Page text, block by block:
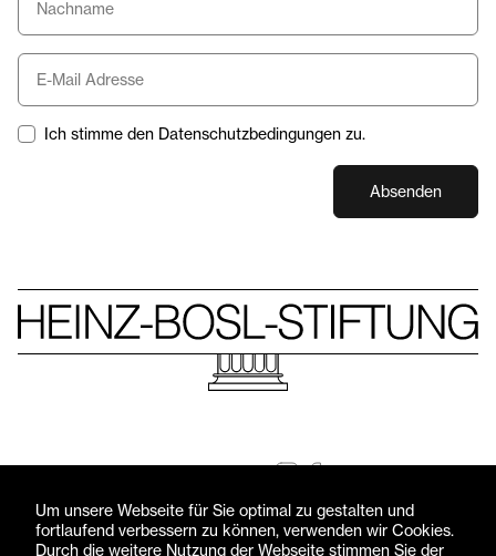
Ich stimme den Datenschutzbedingungen zu.
Absenden
© Heinz-Bosl-Stiftung 2026 — Alle Rechte vorbehalten
ImpressumDatenschutzerklärung
Um unsere Webseite für Sie optimal zu gestalten und
fortlaufend verbessern zu können, verwenden wir Cookies.
Durch die weitere Nutzung der Webseite stimmen Sie der